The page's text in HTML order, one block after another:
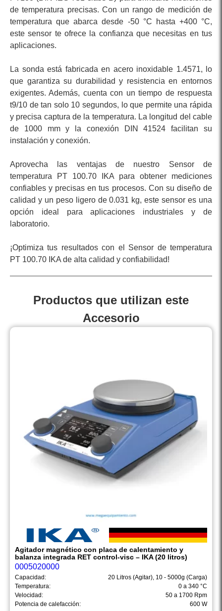
de temperatura precisas. Con un rango de medición de
temperatura que abarca desde -50 °C hasta +400 °C,
este sensor te ofrece la confianza que necesitas en tus
aplicaciones.
La sonda está fabricada en acero inoxidable 1.4571, lo
que garantiza su durabilidad y resistencia en entornos
exigentes. Además, cuenta con un tiempo de respuesta
t9/10 de tan solo 10 segundos, lo que permite una rápida
y precisa captura de la temperatura. La longitud del cable
de 1000 mm y la conexión DIN 41524 facilitan su
instalación y conexión.
Aprovecha las ventajas de nuestro Sensor de
temperatura PT 100.70 IKA para obtener mediciones
confiables y precisas en tus procesos. Con su diseño de
calidad y un peso ligero de 0.031 kg, este sensor es una
opción ideal para aplicaciones industriales y de
laboratorio.
¡Optimiza tus resultados con el Sensor de temperatura
PT 100.70 IKA de alta calidad y confiabilidad!
Productos que utilizan este
Accesorio
Agitador magnético con placa de calentamiento y
balanza integrada RET control-visc – IKA (20 litros)
0005020000
Capacidad:
20 Litros (Agitar), 10 - 5000g (Carga)
Temperatura:
0 a 340 °C
Velocidad:
50 a 1700 Rpm
Potencia de calefacción:
600 W